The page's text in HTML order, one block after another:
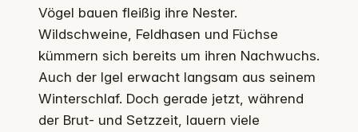
Vögel bauen fleißig ihre Nester.
Wildschweine, Feldhasen und Füchse
kümmern sich bereits um ihren Nachwuchs.
Auch der Igel erwacht langsam aus seinem
Winterschlaf. Doch gerade jetzt, während
der Brut- und Setzzeit, lauern viele